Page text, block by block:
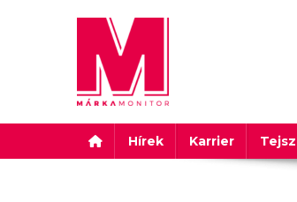
Hírek Karrier